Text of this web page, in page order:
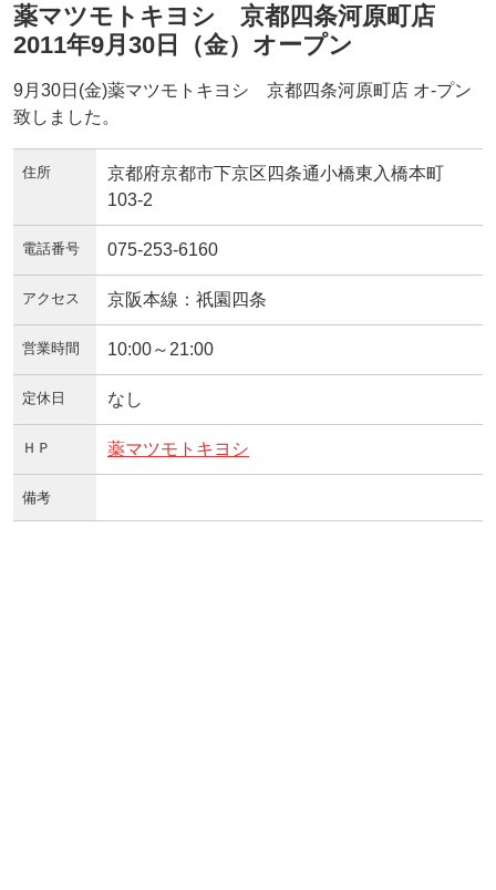
薬マツモトキヨシ 京都四条河原町店
2011年9月30日（金）オープン
9月30日(金)薬マツモトキヨシ 京都四条河原町店 オ-プン
致しました。
住所
京都府京都市下京区四条通小橋東入橋本町
103-2
電話番号 075-253-6160
アクセス 京阪本線：祇園四条
営業時間 10:00～21:00
定休日 なし
ＨＰ 薬マツモトキヨシ
備考